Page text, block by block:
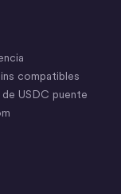
compatibles
de USDC puente